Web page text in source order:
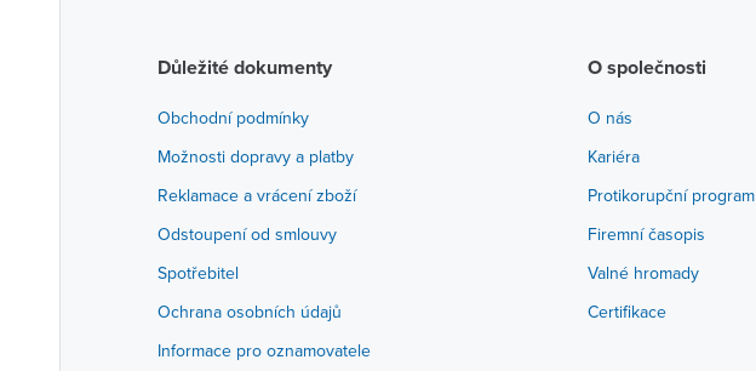
Důležité dokumenty
Obchodní podmínky
Možnosti dopravy a platby
Reklamace a vrácení zboží
Odstoupení od smlouvy
Spotřebitel
Ochrana osobních údajů
Informace pro oznamovatele
O společnosti
O nás
Kariéra
Protikorupční program
Firemní časopis
Valné hromady
Certifikace